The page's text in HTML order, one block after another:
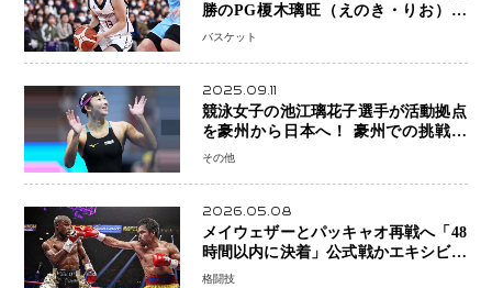
勝のPG榎木璃旺（えのき・りお）が
プロの現場へ―。
バスケット
2025.09.11
競泳女子の池江璃花子選手が活動拠点
を豪州から日本へ！ 豪州での挑戦を
糧に、28年ロサンゼルス五輪へ再始動
その他
2026.05.08
メイウェザーとパッキャオ再戦へ「48
時間以内に決着」公式戦かエキシビシ
ョンか混迷続く
格闘技